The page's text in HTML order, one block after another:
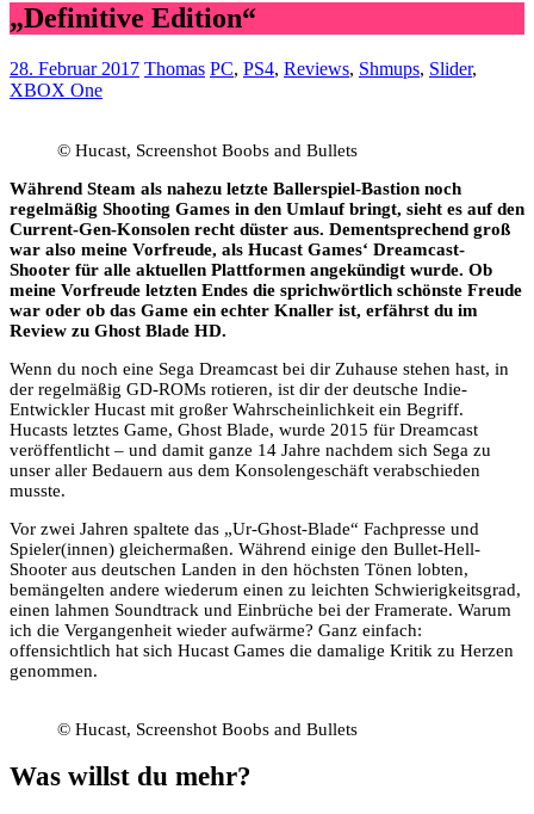
„Definitive Edition“
28. Februar 2017 Thomas PC, PS4, Reviews, Shmups, Slider,
XBOX One
© Hucast, Screenshot Boobs and Bullets
Während Steam als nahezu letzte Ballerspiel-Bastion noch
regelmäßig Shooting Games in den Umlauf bringt, sieht es auf den
Current-Gen-Konsolen recht düster aus. Dementsprechend groß
war also meine Vorfreude, als Hucast Games‘ Dreamcast-
Shooter für alle aktuellen Plattformen angekündigt wurde. Ob
meine Vorfreude letzten Endes die sprichwörtlich schönste Freude
war oder ob das Game ein echter Knaller ist, erfährst du im
Review zu Ghost Blade HD.
Wenn du noch eine Sega Dreamcast bei dir Zuhause stehen hast, in
der regelmäßig GD-ROMs rotieren, ist dir der deutsche Indie-
Entwickler Hucast mit großer Wahrscheinlichkeit ein Begriff.
Hucasts letztes Game, Ghost Blade, wurde 2015 für Dreamcast
veröffentlicht – und damit ganze 14 Jahre nachdem sich Sega zu
unser aller Bedauern aus dem Konsolengeschäft verabschieden
musste.
Vor zwei Jahren spaltete das „Ur-Ghost-Blade“ Fachpresse und
Spieler(innen) gleichermaßen. Während einige den Bullet-Hell-
Shooter aus deutschen Landen in den höchsten Tönen lobten,
bemängelten andere wiederum einen zu leichten Schwierigkeitsgrad,
einen lahmen Soundtrack und Einbrüche bei der Framerate. Warum
ich die Vergangenheit wieder aufwärme? Ganz einfach:
offensichtlich hat sich Hucast Games die damalige Kritik zu Herzen
genommen.
© Hucast, Screenshot Boobs and Bullets
Was willst du mehr?